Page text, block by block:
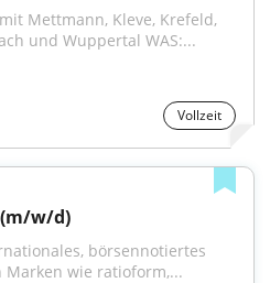
Mettmann, Kleve, Krefeld,
und Wuppertal WAS:...
Vollzeit
(m/w/d)
börsennotiertes
wie ratioform,...